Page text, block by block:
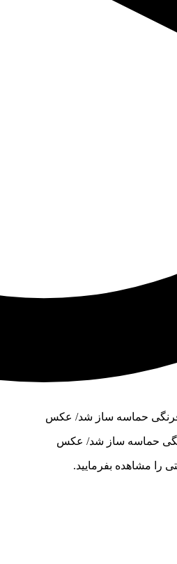
فرنگی حماسه ساز شد/ عکس
را مشاهده بفرمایید.